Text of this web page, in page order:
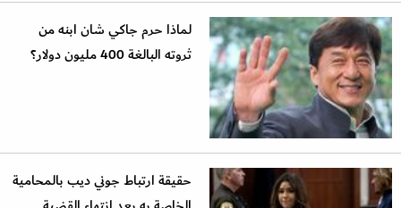
لماذا حرم جاكي شان ابنه من
ثروته البالغة 400 مليون دولار؟
حقيقة ارتباط جوني ديب بالمحامية